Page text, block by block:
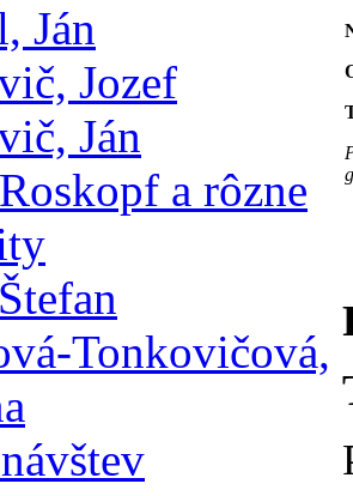
Ján
Jozef
Ján
a rôzne
Tonkovičová,